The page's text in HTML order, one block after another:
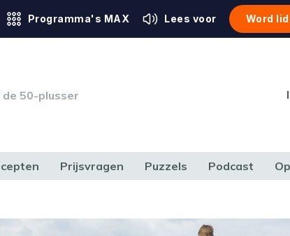
Programma's MAX Lees voor Word
50-plusser
Prijsvragen Puzzels Podcast